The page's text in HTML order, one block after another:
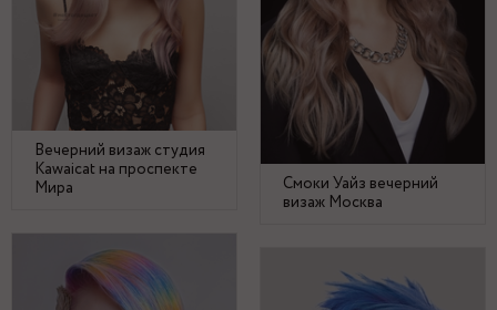
Смоки Уайз вечерний
визаж Москва
Вечерний визаж студия
Kawaicat на проспекте
Мира